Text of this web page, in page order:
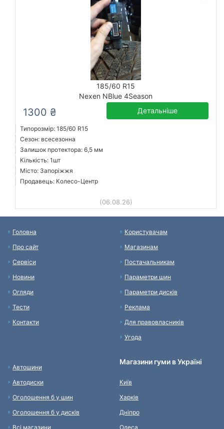
185/60 R15
Nexen NBlue 4Season
1300 ₴ Детальніше
Типорозмір: 185/60 R15
Сезон: всесезонна
Залишок протектора: 6,5 мм
Кількість: 1шт
Місто: Запоріжжя
Продавець: Колесо-Центр
(06.08.26)
Головна
Про сайт
Сервіси
Новини
Огляди
Тести
Контакти
Користувачам
Магазинам
Постачальникам
Параметри шин
Параметри дисків
Реклама
Для правовласників
Угода
Автошини
Автодиски
Оголошення б у шин
Оголошення б у дисків
Всі магазини
Магазини гуми в Україні
Київ
Харків
Дніпро
Одеса